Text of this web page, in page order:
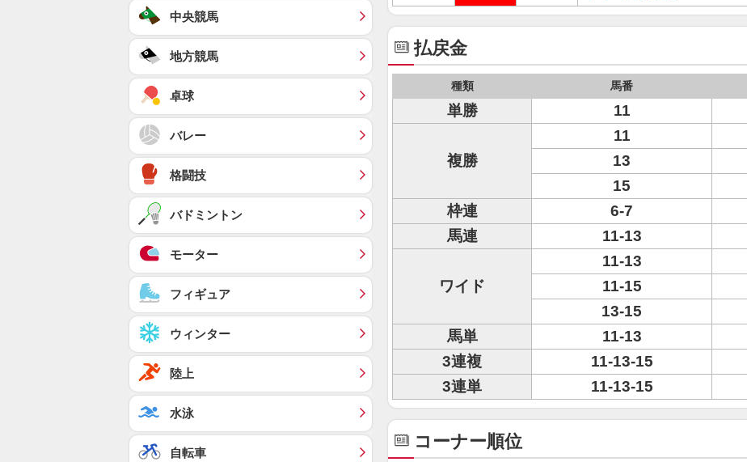
払戻金
種類 馬番
単勝 11
複勝
11
13
15
枠連
6-7
馬連
11-13
ワイド
11-13
11-15
13-15
馬単
11-13
3連複
11-13-15
3連単
11-13-15
コーナー順位
中央競馬
地方競馬
卓球
バレー
格闘技
バドミントン
モーター
フィギュア
ウィンター
陸上
水泳
自転車